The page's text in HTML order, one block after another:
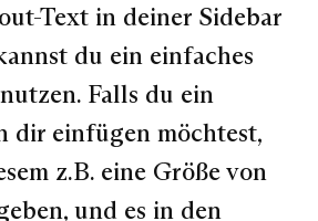
Text in deiner Sidebar
du ein einfaches
Falls du ein
dir einfügen möchtest,
z.B. eine Größe von
und es in den